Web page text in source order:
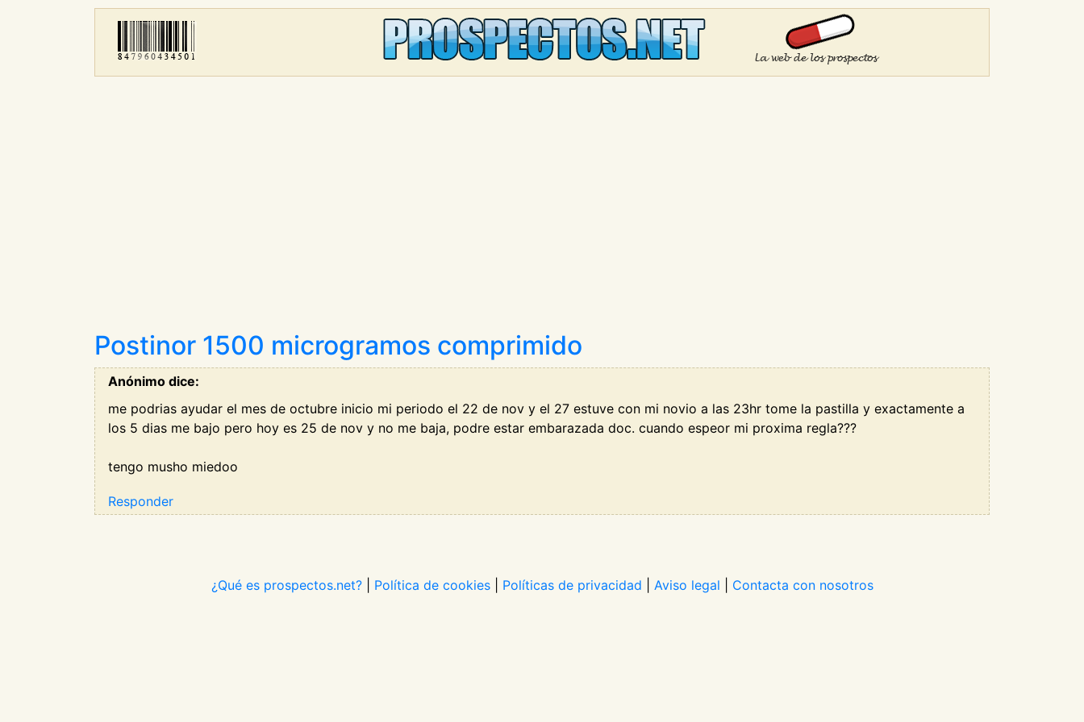
Postinor 1500 microgramos comprimido
Anónimo dice:
me podrias ayudar el mes de octubre inicio mi periodo el 22 de nov y el 27 estuve con mi novio a las 23hr tome la pastilla y exactamente a
los 5 dias me bajo pero hoy es 25 de nov y no me baja, podre estar embarazada doc. cuando espeor mi proxima regla???
tengo musho miedoo
Responder
¿Qué es prospectos.net?| Política de cookies| Políticas de privacidad Aviso legal Contacta con nosotros